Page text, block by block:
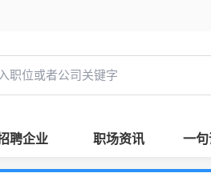
聘企业 职场资讯 一